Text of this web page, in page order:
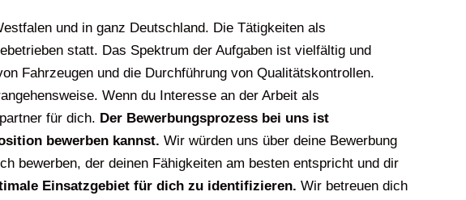
und in ganz Deutschland. Die Tätigkeiten als
statt. Das Spektrum der Aufgaben ist vielfältig und
Fahrzeugen und die Durchführung von Qualitätskontrollen.
Wenn du Interesse an der Arbeit als
für dich. Der Bewerbungsprozess bei uns ist
bewerben kannst. Wir würden uns über deine Bewerbung
bewerben, der deinen Fähigkeiten am besten entspricht und dir
Einsatzgebiet für dich zu identifizieren. Wir betreuen dich